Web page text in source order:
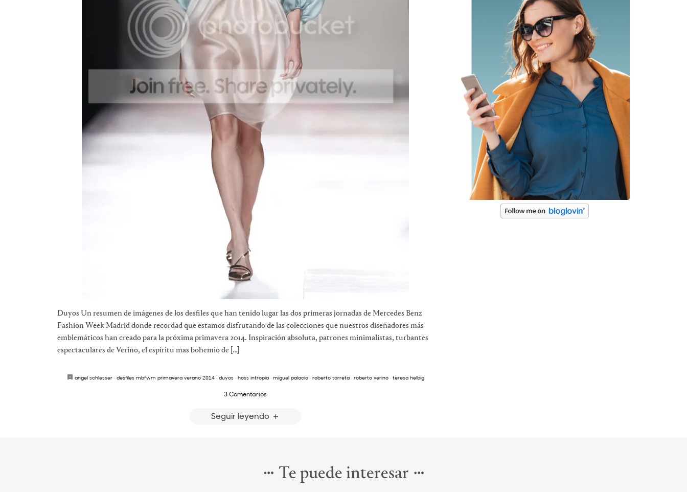
Duyos Un resumen de imágenes de los desfiles que han tenido lugar las dos primeras jornadas de Mercedes Benz
Fashion Week Madrid donde recordad que estamos disfrutando de las colecciones que nuestros diseñadores más
emblemáticos han creado para la próxima primavera 2014. Inspiración absoluta, patrones minimalistas, turbantes
espectaculares de Verino, el espíritu mas bohemio de […]
angel schlesser· desfiles mbfwm primavera verano 2014· duyos· hoss intropia· miguel palacio· roberto torreta· roberto verino· teresa helbig
3 Comentarios
Seguir leyendo
Te puede interesar